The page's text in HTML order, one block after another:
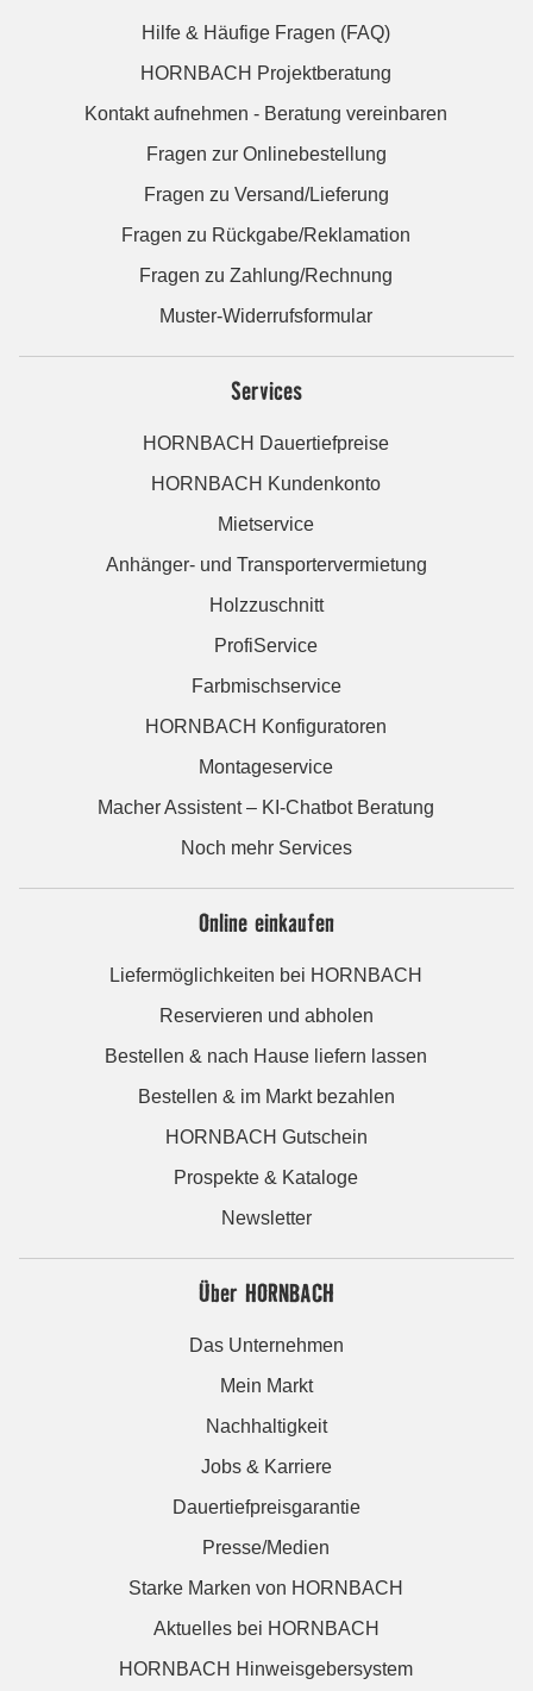
Hilfe & Häufige Fragen (FAQ)
HORNBACH Projektberatung
Kontakt aufnehmen - Beratung vereinbaren
Fragen zur Onlinebestellung
Fragen zu Versand/Lieferung
Fragen zu Rückgabe/Reklamation
Fragen zu Zahlung/Rechnung
Muster-Widerrufsformular
Services
HORNBACH Dauertiefpreise
HORNBACH Kundenkonto
Mietservice
Anhänger- und Transportervermietung
Holzzuschnitt
ProfiService
Farbmischservice
HORNBACH Konfiguratoren
Montageservice
Macher Assistent – KI-Chatbot Beratung
Noch mehr Services
Online einkaufen
Liefermöglichkeiten bei HORNBACH
Reservieren und abholen
Bestellen & nach Hause liefern lassen
Bestellen & im Markt bezahlen
HORNBACH Gutschein
Prospekte & Kataloge
Newsletter
Über HORNBACH
Das Unternehmen
Mein Markt
Nachhaltigkeit
Jobs & Karriere
Dauertiefpreisgarantie
Presse/Medien
Starke Marken von HORNBACH
Aktuelles bei HORNBACH
HORNBACH Hinweisgebersystem